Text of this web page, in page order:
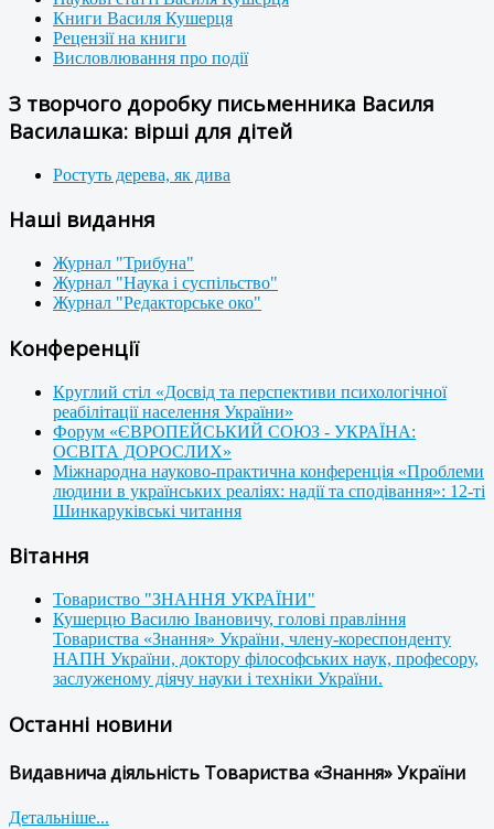
Книги Василя Кушерця
Рецензії на книги
Висловлювання про події
З творчого доробку письменника Василя
Василашка: вірші для дітей
Ростуть дерева, як дива
Наші видання
Журнал "Трибуна"
Журнал "Наука і суспільство"
Журнал "Редакторське око"
Конференції
Круглий стіл «Досвід та перспективи психологічної
реабілітації населення України»
Форум «ЄВРОПЕЙСЬКИЙ СОЮЗ - УКРАЇНА:
ОСВІТА ДОРОСЛИХ»
Міжнародна науково-практична конференція «Проблеми
людини в українських реаліях: надії та сподівання»: 12-ті
Шинкаруківські читання
Вітання
Товариство "ЗНАННЯ УКРАЇНИ"
Кушерцю Василю Івановичу, голові правління
Товариства «Знання» України, члену-кореспонденту
НАПН України, доктору філософських наук, професору,
заслуженому діячу науки і техніки України.
Останні новини
Видавнича діяльність Товариства «Знання» України
Детальніше...